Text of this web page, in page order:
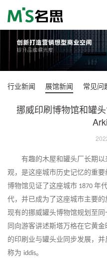
行业新闻 展馆新闻 常见问
挪威印刷博物馆和罐
有趣的木屋和罐头厂长期
观，是这座城市历史记忆的重要
博物馆见证了这座城市 1870 年
代，并已成为了这座城市主要
现有的挪威罐头博物馆规划至
同向游客讲述斯塔万格在它黄
的印刷业与罐头业同步发展，
称为 iddis。